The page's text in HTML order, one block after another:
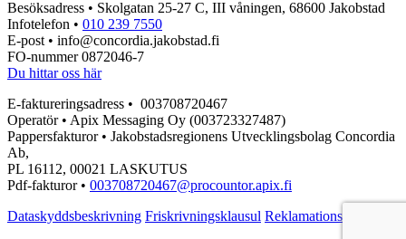
Besöksadress • Skolgatan 25-27 C, III våningen, 68600 Jakobstad
Infotelefon • 010 239 7550
E-post • info@concordia.jakobstad.fi
FO-nummer 0872046-7
Du hittar oss här
E-faktureringsadress • 003708720467
Operatör • Apix Messaging Oy (003723327487)
Pappersfakturor • Jakobstadsregionens Utvecklingsbolag Concordia
Ab,
PL 16112, 00021 LASKUTUS
Pdf-fakturor • 003708720467@procountor.apix.fi
Dataskyddsbeskrivning Friskrivningsklausul Reklamationsblankett